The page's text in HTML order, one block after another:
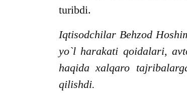
turibdi.
Iqtisodchilar Behzod
yo`l harakati qoidalari,
haqida xalqaro
qilishdi.